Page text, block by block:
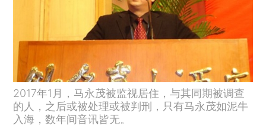
2017年1月，马永茂被监视居住，与其同期被调查
的人，之后或被处理或被判刑，只有马永茂如泥牛
入海，数年间音讯皆无。